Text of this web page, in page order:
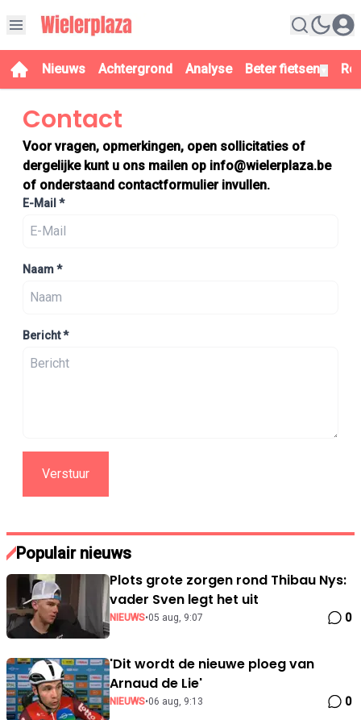
Nieuws Achtergrond Analyse Beter fietsen
Contact
Voor vragen, opmerkingen, open sollicitaties of
dergelijke kunt u ons mailen op info@wielerplaza.be
of onderstaand contactformulier invullen.
E-Mail *
Naam*
Bericht*
Verstuur
Populair nieuws
Plots grote zorgen rond Thibau Nys:
vader Sven legt het uit
NIEUWS•05 aug, 9:07 0
'Dit wordt de nieuwe ploeg van
Arnaud de Lie'
NIEUWS•06 aug, 9:13 0